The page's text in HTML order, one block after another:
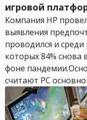
игровой
Компания HP
выявления
проводился и среди
которых 84% снова
фоне
считают PC